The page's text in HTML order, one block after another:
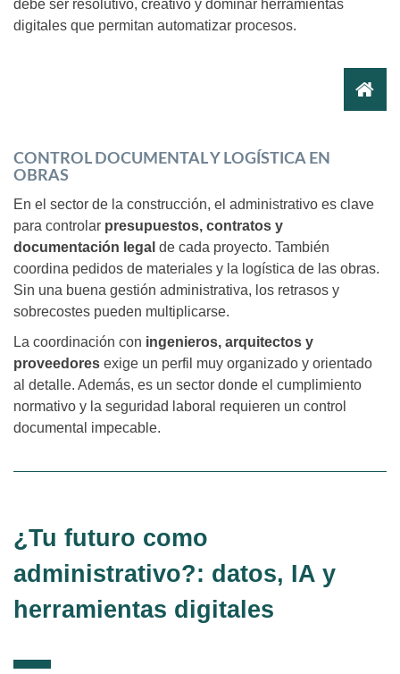
debe ser resolutivo, creativo y dominar herramientas
digitales que permitan automatizar procesos.
CONTROL DOCUMENTAL Y LOGÍSTICA EN
OBRAS
En el sector de la construcción, el administrativo es clave
para controlar presupuestos, contratos y
documentación legal de cada proyecto. También
coordina pedidos de materiales y la logística de las obras.
Sin una buena gestión administrativa, los retrasos y
sobrecostes pueden multiplicarse.
La coordinación con ingenieros, arquitectos y
proveedores exige un perfil muy organizado y orientado
al detalle. Además, es un sector donde el cumplimiento
normativo y la seguridad laboral requieren un control
documental impecable.
¿Tu futuro como
administrativo?: datos, IA y
herramientas digitales